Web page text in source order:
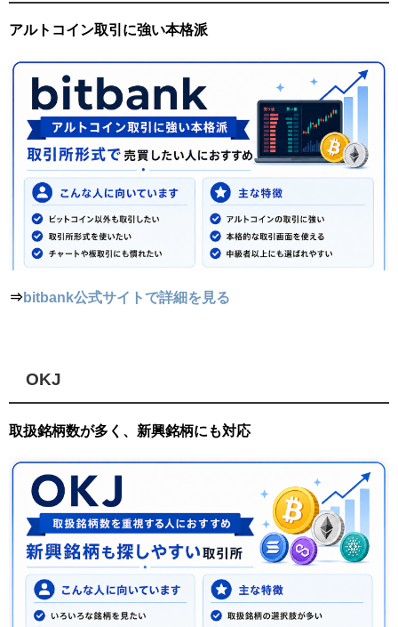
アルトコイン取引に強い本格派
⇒bitbank公式サイトで詳細を見る
OKJ
取扱銘柄数が多く、新興銘柄にも対応